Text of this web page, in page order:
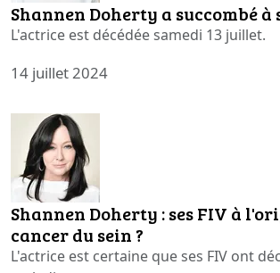
Shannen Doherty a succombé à
L'actrice est décédée samedi 13 juillet.
14 juillet 2024
Shannen Doherty : ses FIV à
cancer du sein ?
L'actrice est certaine que ses FIV ont